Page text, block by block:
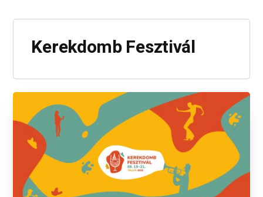
Kerekdomb Fesztivál